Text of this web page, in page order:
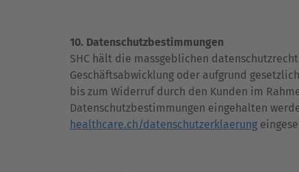
10. Datenschutzbestimmungen
SHC hält die massgeblichen
Geschäftsabwicklung oder aufgrund
bis zum Widerruf durch den Kunden im
Datenschutzbestimmungen eingehalten
healthcare.ch/datenschutzerklaerung